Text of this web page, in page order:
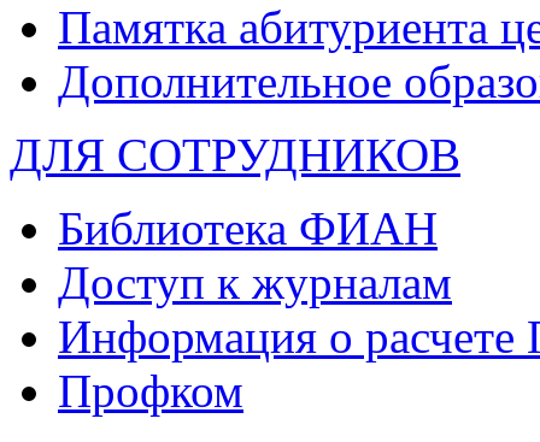
Памятка абитуриента
Дополнительное
ДЛЯ СОТРУДНИКОВ
Библиотека ФИАН
Доступ к журналам
Информация о
Профком